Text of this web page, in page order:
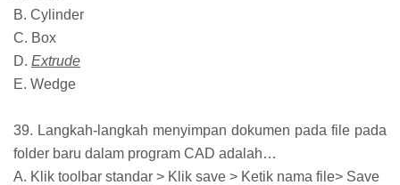
B. Cylinder
C. Box
D. Extrude
E. Wedge
39. Langkah-langkah menyimpan dokumen pada file pada
folder baru dalam program CAD adalah…
A. Klik toolbar standar > Klik save > Ketik nama file> Save